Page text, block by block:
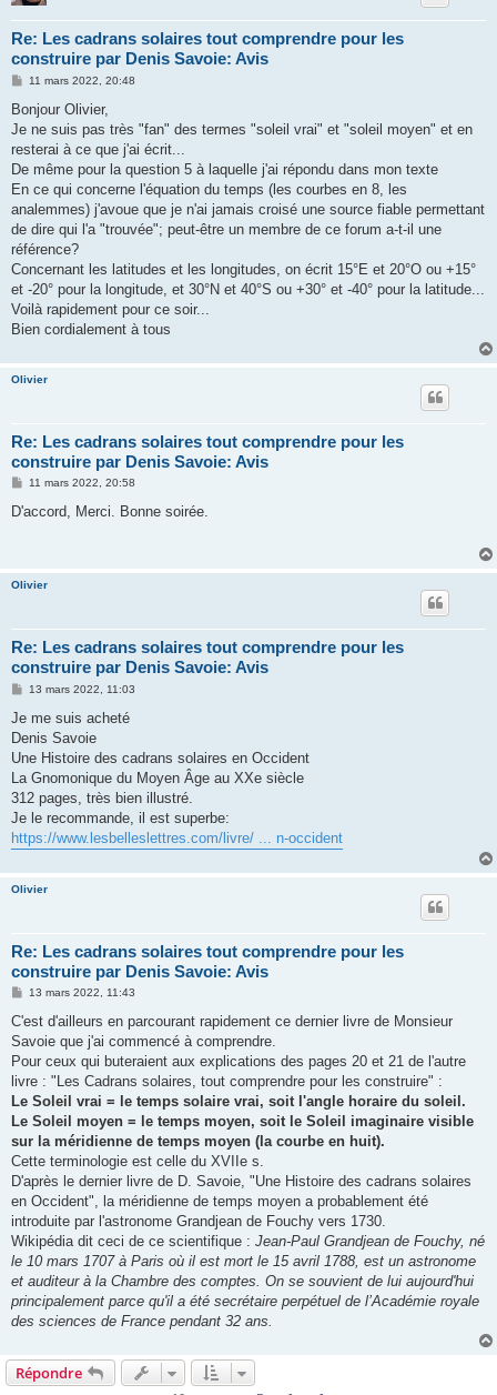
Re: Les cadrans solaires tout comprendre pour les
construire par Denis Savoie: Avis
M
s
a
g
11 mars 2022, 20:48
Bonjour Olivier,
Je ne suis pas très "fan" des termes "soleil vrai" et "soleil moyen" et en
resterai à ce que j'ai écrit...
De même pour la question 5 à laquelle j'ai répondu dans mon texte
En ce qui concerne l'équation du temps (les courbes en 8, les
analemmes) j'avoue que je n'ai jamais croisé une source fiable permettant
de dire qui l'a "trouvée"; peut-être un membre de ce forum a-t-il une
référence?
Concernant les latitudes et les longitudes, on écrit 15°E et 20°O ou +15°
et -20° pour la longitude, et 30°N et 40°S ou +30° et -40° pour la latitude...
Voilà rapidement pour ce soir...
Bien cordialement à tous
Olivier
Re: Les cadrans solaires tout comprendre pour les
construire par Denis Savoie: Avis
M
s
11 mars 2022, 20:58
D'accord, Merci. Bonne soirée.
Olivier
Re: Les cadrans solaires tout comprendre pour les
construire par Denis Savoie: Avis
M
s
a
g
13 mars 2022, 11:03
Je me suis acheté
Denis Savoie
Une Histoire des cadrans solaires en Occident
La Gnomonique du Moyen Âge au XXe siècle
312 pages, très bien illustré.
Je le recommande, il est superbe:
https://www.lesbelleslettres.com/livre/ ... n-occident
Olivier
Re: Les cadrans solaires tout comprendre pour les
construire par Denis Savoie: Avis
M
s
a
g
13 mars 2022, 11:43
C'est d'ailleurs en parcourant rapidement ce dernier livre de Monsieur
Savoie que j'ai commencé à comprendre.
Pour ceux qui buteraient aux explications des pages 20 et 21 de l'autre
livre : "Les Cadrans solaires, tout comprendre pour les construire" :
Le Soleil vrai = le temps solaire vrai, soit l'angle horaire du soleil.
Le Soleil moyen = le temps moyen, soit le Soleil imaginaire visible
sur la méridienne de temps moyen (la courbe en huit).
Cette terminologie est celle du XVIIe s.
D'après le dernier livre de D. Savoie, "Une Histoire des cadrans solaires
en Occident", la méridienne de temps moyen a probablement été
introduite par l'astronome Grandjean de Fouchy vers 1730.
Wikipédia dit ceci de ce scientifique : Jean-Paul Grandjean de Fouchy, né
le 10 mars 1707 à Paris où il est mort le 15 avril 1788, est un astronome
et auditeur à la Chambre des comptes. On se souvient de lui aujourd'hui
principalement parce qu'il a été secrétaire perpétuel de l’Académie royale
des sciences de France pendant 32 ans.
Répondre